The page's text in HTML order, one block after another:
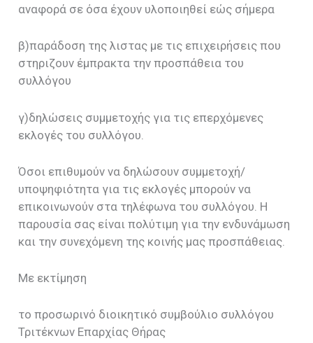
αναφορά σε όσα έχουν υλοποιηθεί εώς σήμερα
β)παράδοση της λιστας με τις επιχειρήσεις που
στηριζουν έμπρακτα την προσπάθεια του
συλλόγου
γ)δηλώσεις συμμετοχής για τις επερχόμενες
εκλογές του συλλόγου.
Όσοι επιθυμούν να δηλώσουν συμμετοχή/
υποψηφιότητα για τις εκλογές μπορούν να
επικοινωνούν στα τηλέφωνα του συλλόγου. Η
παρουσία σας είναι πολύτιμη για την ενδυνάμωση
και την συνεχόμενη της κοινής μας προσπάθειας.
Με εκτίμηση
το προσωρινό διοικητικό συμβούλιο συλλόγου
Τριτέκνων Επαρχίας Θήρας